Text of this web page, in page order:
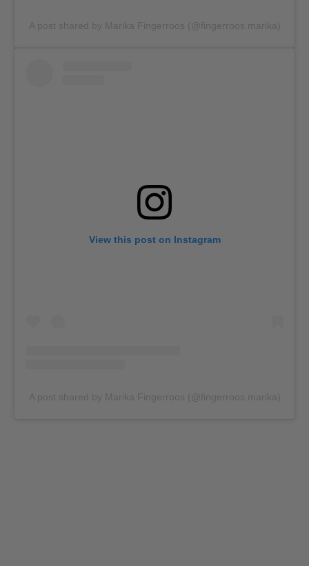
A post shared by Marika Fingerroos (@fingerroos.marika)
View this post on Instagram
A post shared by Marika Fingerroos (@fingerroos.marika)